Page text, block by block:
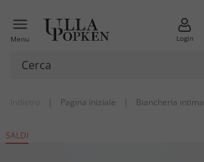
Menu Login
| Pagina iniziale | Biancheria intima
SALDI